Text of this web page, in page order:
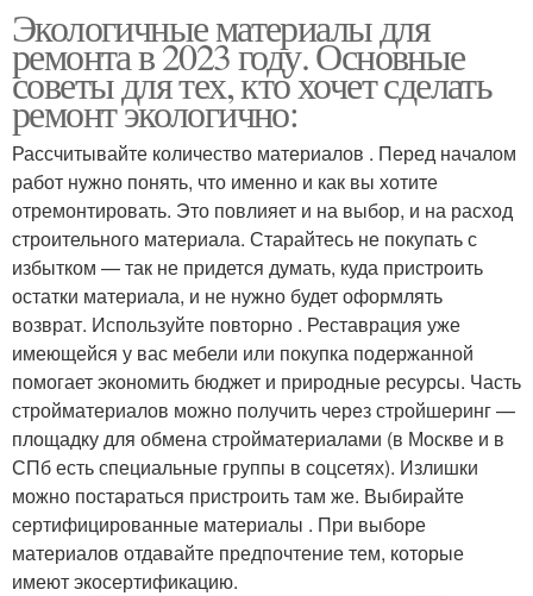
Экологичные материалы для
ремонта в 2023 году. Основные
советы для тех, кто хочет сделать
ремонт экологично:
Рассчитывайте количество материалов . Перед началом
работ нужно понять, что именно и как вы хотите
отремонтировать. Это повлияет и на выбор, и на расход
строительного материала. Старайтесь не покупать с
избытком — так не придется думать, куда пристроить
остатки материала, и не нужно будет оформлять
возврат. Используйте повторно . Реставрация уже
имеющейся у вас мебели или покупка подержанной
помогает экономить бюджет и природные ресурсы. Часть
стройматериалов можно получить через стройшеринг —
площадку для обмена стройматериалами (в Москве и в
СПб есть специальные группы в соцсетях). Излишки
можно постараться пристроить там же. Выбирайте
сертифицированные материалы . При выборе
материалов отдавайте предпочтение тем, которые
имеют экосертификацию.